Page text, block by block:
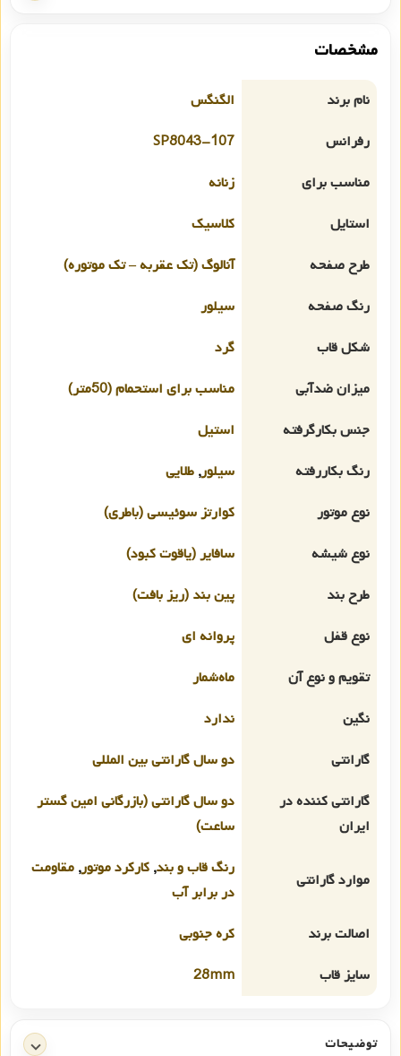
مشخصات
نام برند
الگنگس
رفرانس
SP8043-107
مناسب برای
زنانه
استایل
کلاسیک
طرح صفحه
آنالوگ (تک عقربه – تک موتوره)
رنگ صفحه
سیلور
شکل قاب
گرد
میزان ضدآبی
مناسب برای استحمام (50متر)
جنس بکارگرفته
استیل
رنگ بکاررفته
سیلور, طلایی
نوع موتور
کوارتز سوئیسی (باطری)
نوع شیشه
سافایر (یاقوت کبود)
طرح بند
پین بند (ریز بافت)
نوع قفل
پروانه ای
تقویم و نوع آن
ماه‌شمار
نگین
ندارد
گارانتی
دو سال گارانتی بین المللی
گارانتی کننده در
ایران
دو سال گارانتی (بازرگانی امین گستر
ساعت)
موارد گارانتی
رنگ قاب و بند, کارکرد موتور, مقاومت
در برابر آب
اصالت برند
کره جنوبی
سایز قاب
28mm
توضیحات